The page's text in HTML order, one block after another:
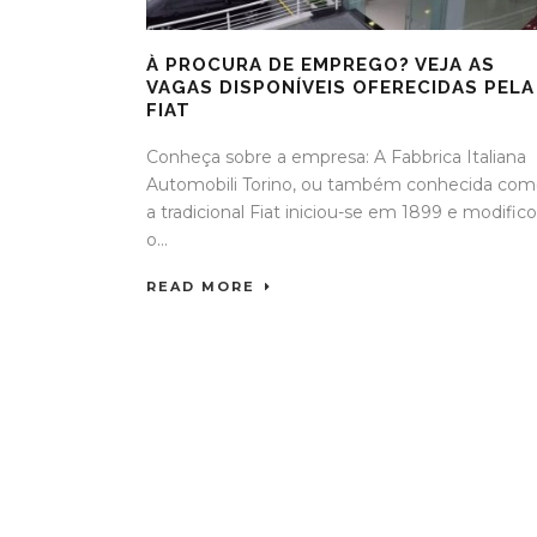
À PROCURA DE EMPREGO? VEJA AS
VAGAS DISPONÍVEIS OFERECIDAS PELA
FIAT
Conheça sobre a empresa: A Fabbrica Italiana
Automobili Torino, ou também conhecida
a tradicional Fiat iniciou-se em 1899 e
o...
READ MORE